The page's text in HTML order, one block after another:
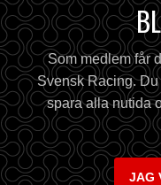
Som medlem får
Svensk Racing. Du
spara alla nutida
JAG